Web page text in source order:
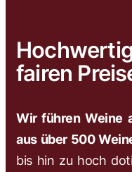
fairen
Wir führen Weine
aus über 500
bis hin zu hoch